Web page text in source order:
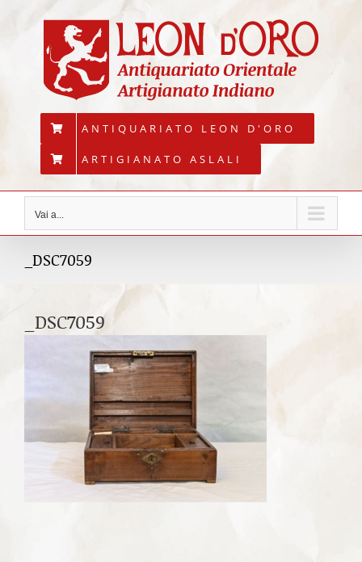
contenuto
ANTIQUARIATO LEON D'ORO
ARTIGIANATO ASLALI
Vai a...
_DSC7059
_DSC7059